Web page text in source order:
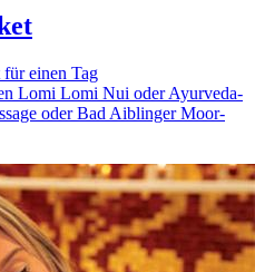
für einen Tag
Lomi Lomi Nui oder Ayurveda-
oder Bad Aiblinger Moor-